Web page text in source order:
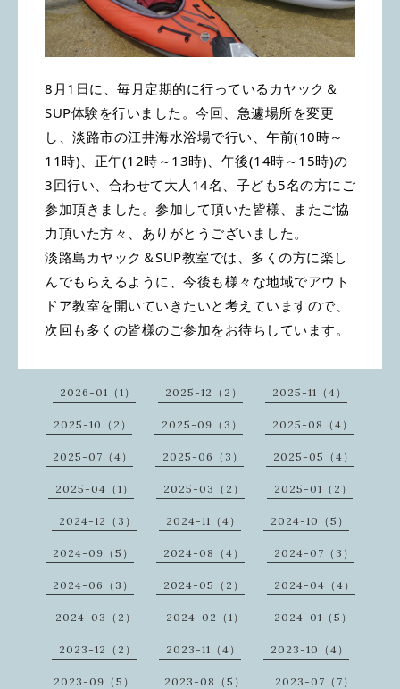
8月1日に、毎月定期的に行っているカヤック＆
SUP体験を行いました。今回、急遽場所を変更
し、淡路市の江井海水浴場で行い、午前(10時～
11時)、正午(12時～13時)、午後(14時～15時)の
3回行い、合わせて大人14名、子ども5名の方にご
参加頂きました。参加して頂いた皆様、またご協
力頂いた方々、ありがとうございました。
淡路島カヤック＆SUP教室では、多くの方に楽し
んでもらえるように、今後も様々な地域でアウト
ドア教室を開いていきたいと考えていますので、
次回も多くの皆様のご参加をお待ちしています。
2026-01（1） 2025-12（2） 2025-11（4）
2025-10（2） 2025-09（3） 2025-08（4）
2025-07（4） 2025-06（3） 2025-05（4）
2025-04（1） 2025-03（2） 2025-01（2）
2024-12（3） 2024-11（4） 2024-10（5）
2024-09（5） 2024-08（4） 2024-07（3）
2024-06（3） 2024-05（2） 2024-04（4）
2024-03（2） 2024-02（1） 2024-01（5）
2023-12（2） 2023-11（4） 2023-10（4）
2023-09（5） 2023-08（5） 2023-07（7）